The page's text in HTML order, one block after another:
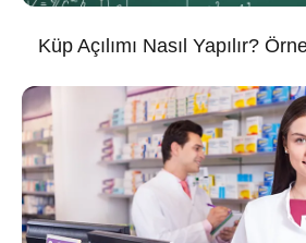
Küp Açılımı Nasıl Yapılır?